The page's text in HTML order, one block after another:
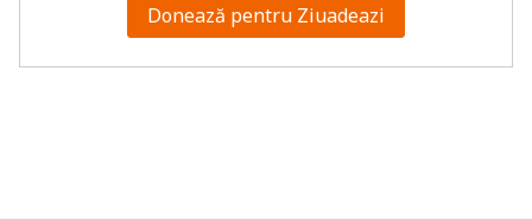
Donează pentru Ziuadeazi